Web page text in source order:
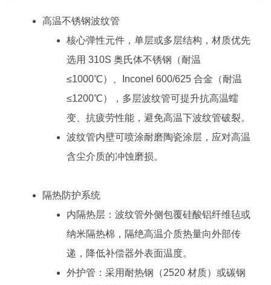
高温不锈钢波纹管
核心弹性元件，单层或多层结构，材质优先
选用 310S 奥氏体不锈钢（耐温
≤1000℃）、Inconel 600/625 合金（耐温
≤1200℃），多层波纹管可提升抗高温蠕
变、抗疲劳性能，避免高温下波纹管破裂。
波纹管内壁可喷涂耐磨陶瓷涂层，应对高温
含尘介质的冲蚀磨损。
隔热防护系统
内隔热层：波纹管外侧包覆硅酸铝纤维毡或
纳米隔热棉，隔绝高温介质热量向外部传
递，降低补偿器外表面温度。
外护管：采用耐热钢（2520 材质）或碳钢